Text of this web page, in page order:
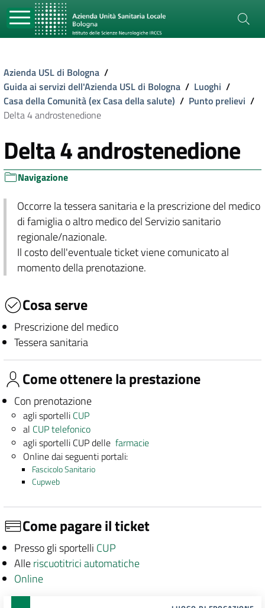
Azienda USL di Bologna /
Guida ai servizi dell'Azienda USL di Bologna / Luoghi /
Casa della Comunità (ex Casa della salute) / Punto prelievi /
Delta 4 androstenedione
Delta 4 androstenedione
Navigazione
Occorre la tessera sanitaria e la prescrizione del medico
di famiglia o altro medico del Servizio sanitario
regionale/nazionale.
Il costo dell'eventuale ticket viene comunicato al
momento della prenotazione.
Cosa serve
Prescrizione del medico
Tessera sanitaria
Come ottenere la prestazione
Con prenotazione
agli sportelli CUP
al CUP telefonico
agli sportelli CUP dellefarmacie
Online dai seguenti portali:
Fascicolo Sanitario
Cupweb
Come pagare il ticket
Presso gli sportelli CUP
Alleriscuotitrici automatiche
Online